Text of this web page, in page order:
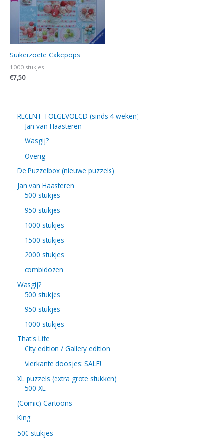
Suikerzoete Cakepops
1000 stukjes
€7,50
RECENT TOEGEVOEGD (sinds 4 weken)
Jan van Haasteren
Wasgij?
Overig
De Puzzelbox (nieuwe puzzels)
Jan van Haasteren
500 stukjes
950 stukjes
1000 stukjes
1500 stukjes
2000 stukjes
combidozen
Wasgij?
500 stukjes
950 stukjes
1000 stukjes
That's Life
City edition / Gallery edition
Vierkante doosjes: SALE!
XL puzzels (extra grote stukken)
500 XL
(Comic) Cartoons
King
500 stukjes